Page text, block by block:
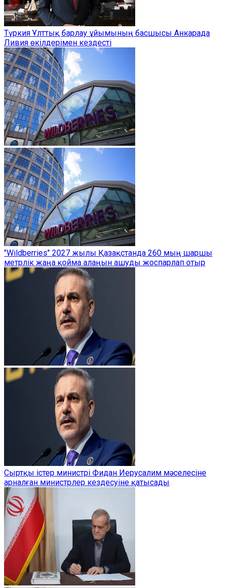
Түркия Ұлттық барлау ұйымының басшысы Анкарада
Ливия өкілдерімен кездесті
"Wildberries" 2027 жылы Қазақстанда 260 мың шаршы
метрлік жаңа қойма алаңын ашуды жоспарлап отыр
Сыртқы істер министрі Фидан Иерусалим мәселесіне
арналған министрлер кездесуіне қатысады